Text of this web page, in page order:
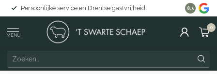
Persoonlijke service en Drentse gastvrijheid! Gratis
8.5
MENU
0